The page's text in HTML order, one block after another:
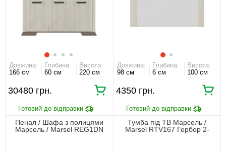
Довжина:
166 см
Глибина:
60 см
Висота:
220 см
30480 грн.
Довжина:
98 см
Глибина:
6 см
Висота:
100 см
4350 грн.
Пенал / Шафа з полицями
Марсель / Marsel REG1DN
Тумба під ТВ Марсель /
Marsel RTV167 Гербор 2-